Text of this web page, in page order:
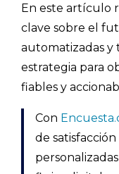
En este artículo
clave sobre el
automatizadas y
estrategia para
fiables y
Con
de